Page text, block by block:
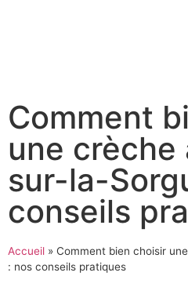
Comment
une crèche
sur-la-
conseils
Accueil » Comment bien choisir
: nos conseils pratiques